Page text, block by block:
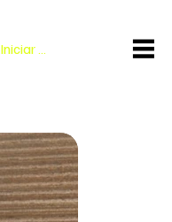
Iniciar sesión